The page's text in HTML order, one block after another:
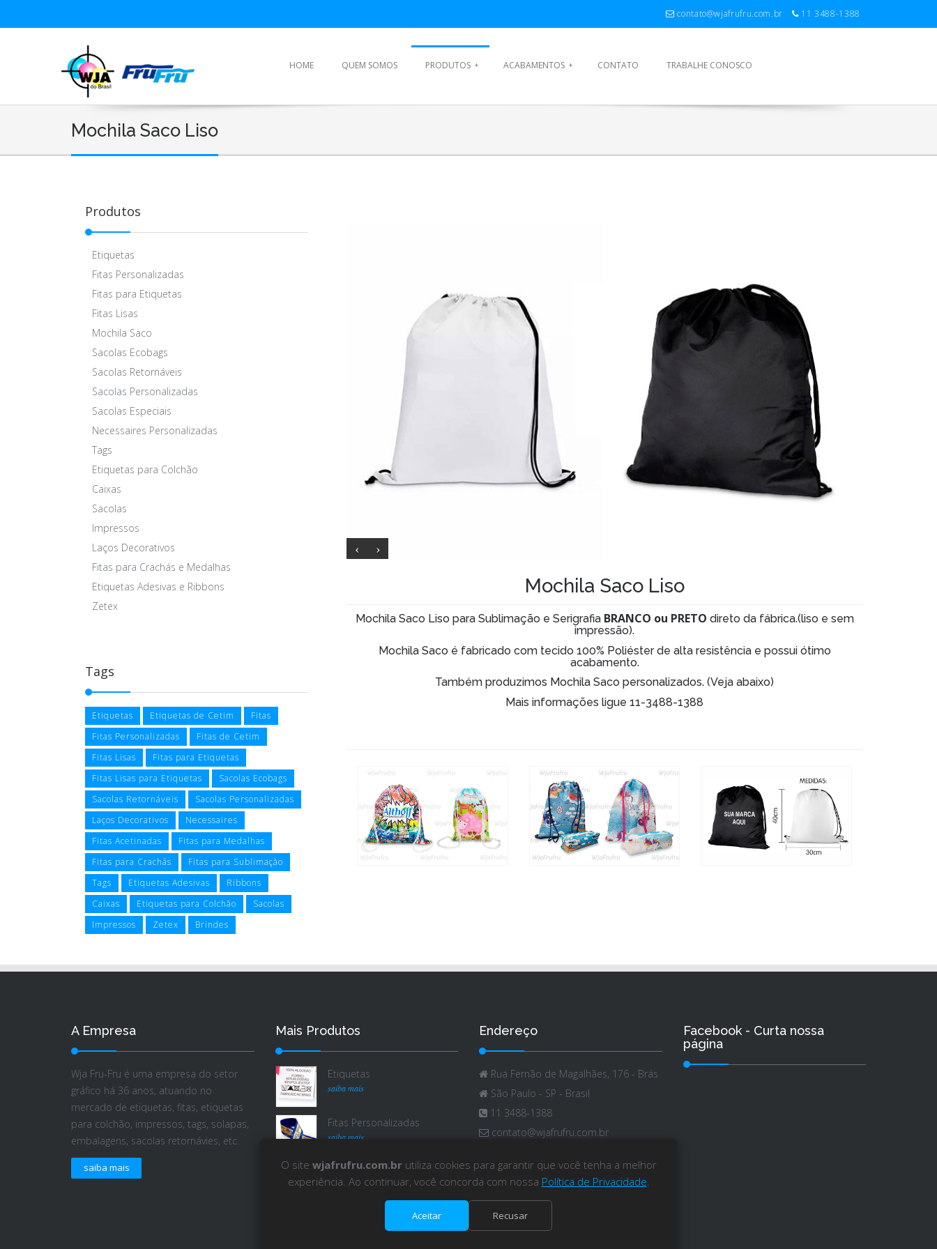
O site wjafrufru.com.brutiliza cookies para garantir que você tenha a melhor
experiência. Ao continuar, você concorda com nossa Política de Privacidade
Aceitar Recusar
contato@wjafrufru.com.br 11 3488-1388
HOME QUEM SOMOS PRODUTOS + ACABAMENTOS + CONTATO TRABALHE CONOSCO
Mochila Saco Liso
Mochila Saco Liso
Mochila Saco Liso para Sublimação e Serigrafia BRANCO ou PRETO direto da fábrica.(liso e sem
impressão).
Mochila Saco é fabricado com tecido 100% Poliéster de alta resistência e possui ótimo
acabamento.
Também produzimos Mochila Saco personalizados. (Veja abaixo)
Mais informações ligue 11-3488-1388
Produtos
Etiquetas
Fitas Personalizadas
Fitas para Etiquetas
Fitas Lisas
Mochila Saco
Sacolas Ecobags
Sacolas Retornáveis
Sacolas Personalizadas
Sacolas Especiais
Necessaires Personalizadas
Tags
Etiquetas para Colchão
Caixas
Sacolas
Impressos
Laços Decorativos
Fitas para Crachás e Medalhas
Etiquetas Adesivas e Ribbons
Zetex
Tags
Etiquetas Etiquetas de Cetim
Fitas
Fitas Personalizadas
Fitas de Cetim
Fitas Lisas
Fitas para Etiquetas
Fitas Lisas para Etiquetas
Sacolas Ecobags
Sacolas Retornáveis
Sacolas Personalizadas
Laços Decorativos
Necessaires
Fitas Acetinadas
Fitas para Medalhas
Fitas para Crachás
Fitas para Sublimação
Tags
Etiquetas Adesivas
Ribbons
Caixas
Etiquetas para Colchão
Sacolas
Impressos
Zetex Brindes
A Empresa
Wja Fru-Fru é uma empresa do setor
gráfico há 36 anos, atuando no
mercado de etiquetas, fitas, etiquetas
para colchão, impressos, tags, solapas,
embalagens, sacolas retornávies, etc.
saiba mais
Mais Produtos
Etiquetas
saiba mais
Fitas Personalizadas
saiba mais
Endereço
Rua Fernão de Magalhães, 176 - Brás
São Paulo - SP - Brasil
11 3488-1388
contato@wjafrufru.com.br
Facebook - Curta nossa
página